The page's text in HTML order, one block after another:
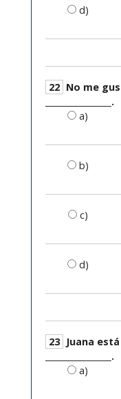
d)
22
________________.
a)
b)
c)
d)
23
________________.
a)